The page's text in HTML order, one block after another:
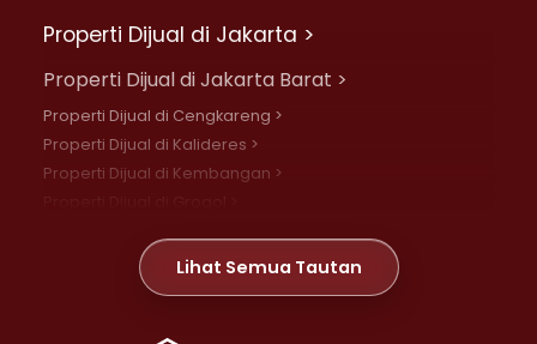
Properti Dijual di Jakarta >
Properti Dijual di Jakarta Barat >
Properti Dijual di Cengkareng >
Properti Dijual di Kalideres >
Properti Dijual di Kembangan >
Properti Dijual di Meruya >
Properti Dijual di Jelambar >
Lihat Semua Tautan